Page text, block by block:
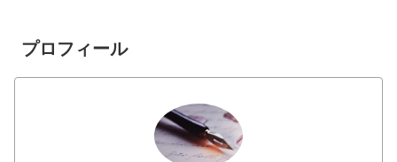
プロフィール